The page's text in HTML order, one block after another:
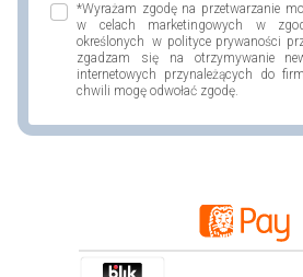
*Wyrażam zgodę na przetwarzanie
w celach marketingowych w
określonych w polityce prywaności
zgadzam się na otrzymywanie
internetowych przynależących do
chwili mogę odwołać zgodę.